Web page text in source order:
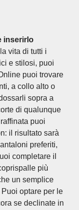
inserirlo
vita di tutti i
e stilosi, puoi
puoi trovare
a collo alto o
sopra a
di qualunque
puoi
il risultato sarà
preferiti,
completare il
più
un semplice
optare per le
se declinate in